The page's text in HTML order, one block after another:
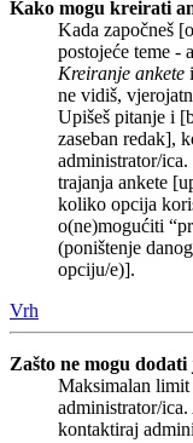
Kako mogu kreirati
Kada započneš
postojeće teme -
Kreiranje ankete
ne vidiš,
Upišeš pitanje i
zaseban redak],
administrator/
trajanja ankete
koliko opcija
o(ne)mogućiti
(poništenje
opciju/e)].
Vrh
Zašto ne mogu
Maksimalan
administrator/
kontaktiraj